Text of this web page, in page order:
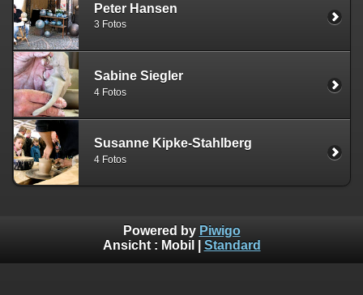
Peter Hansen
3 Fotos
Sabine Siegler
4 Fotos
Susanne Kipke-Stahlberg
4 Fotos
Powered by Piwigo
Ansicht : Mobil Standard